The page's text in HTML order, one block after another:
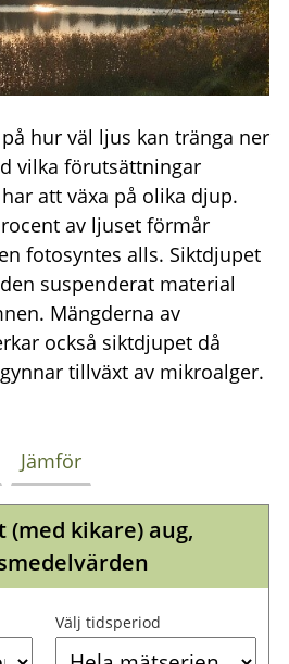
hur väl ljus kan tränga ner
vilka förutsättningar
att växa på olika djup.
av ljuset förmår
fotosyntes alls. Siktdjupet
suspenderat material
Mängderna av
också siktdjupet då
tillväxt av mikroalger.
Jämför
(med kikare) aug,
Välj tidsperiod